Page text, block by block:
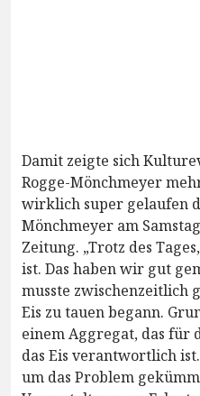
Damit zeigte sich
Rogge-Mönchmeyer
wirklich super gelaufen
Mönchmeyer am
Zeitung. „Trotz des
ist. Das haben wir gut
musste zwischenzeitlich
Eis zu tauen begann.
einem Aggregat, das für
das Eis verantwortlich
um das Problem